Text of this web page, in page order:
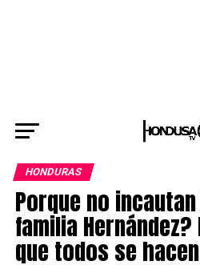
HONDURAS
Porque no
familia
que todos se